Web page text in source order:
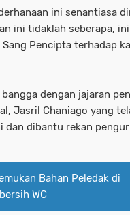
ini senantiasa
ini tidaklah seberapa,
Pencipta terhadap
dengan jajaran
Jasril Chaniago yang
dan dibantu rekan
Bahan Peledak di
WC